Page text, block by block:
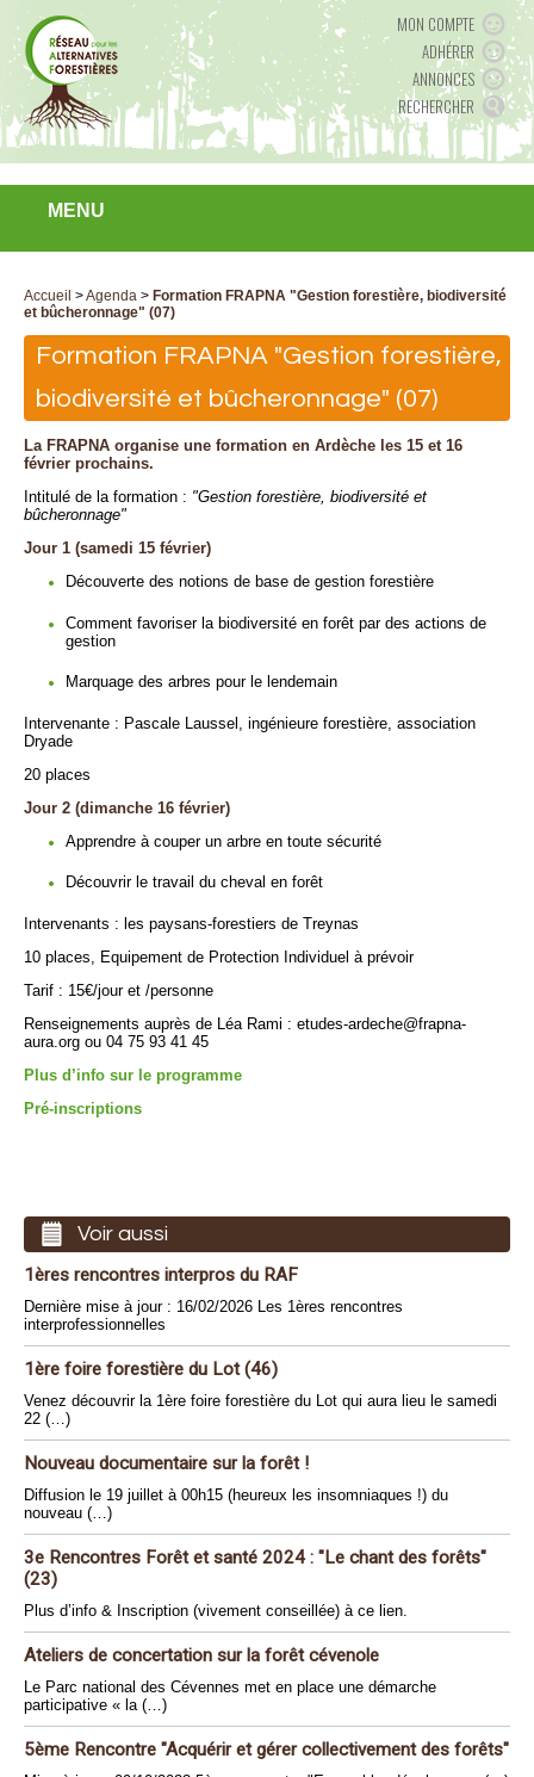
MON COMPTE
ADHÉRER
ANNONCES
RECHERCHER
MENU
Accueil >Agenda > Formation FRAPNA "Gestion forestière, biodiversité
et bûcheronnage" (07)
Formation FRAPNA "Gestion forestière,
biodiversité et bûcheronnage" (07)
La FRAPNA organise une formation en Ardèche les 15 et 16
février prochains.
Intitulé de la formation : "Gestion forestière, biodiversité et
bûcheronnage"
Jour 1 (samedi 15 février)
Découverte des notions de base de gestion forestière
Comment favoriser la biodiversité en forêt par des actions de
gestion
Marquage des arbres pour le lendemain
Intervenante : Pascale Laussel, ingénieure forestière, association
Dryade
20 places
Jour 2 (dimanche 16 février)
Apprendre à couper un arbre en toute sécurité
Découvrir le travail du cheval en forêt
Intervenants : les paysans-forestiers de Treynas
10 places, Equipement de Protection Individuel à prévoir
Tarif : 15€/jour et /personne
Renseignements auprès de Léa Rami : etudes-ardeche@frapna-
aura.org ou 04 75 93 41 45
Plus d’info sur le programme
Pré-inscriptions
Voir aussi
1ères rencontres interpros du RAF
Dernière mise à jour : 16/02/2026 Les 1ères rencontres
interprofessionnelles
1ère foire forestière du Lot (46)
Venez découvrir la 1ère foire forestière du Lot qui aura lieu le samedi
22 (…)
Nouveau documentaire sur la forêt !
Diffusion le 19 juillet à 00h15 (heureux les insomniaques !) du
nouveau (…)
3e Rencontres Forêt et santé 2024 : "Le chant des forêts"
(23)
Plus d’info & Inscription (vivement conseillée) à ce lien.
Ateliers de concertation sur la forêt cévenole
Le Parc national des Cévennes met en place une démarche
participative « la (…)
5ème Rencontre "Acquérir et gérer collectivement des forêts"